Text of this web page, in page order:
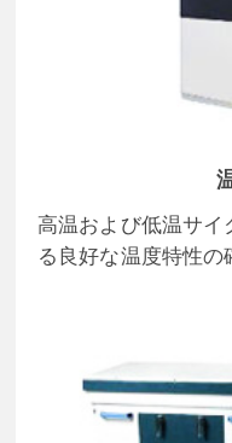
高温および低温サイ
る良好な温度特性の